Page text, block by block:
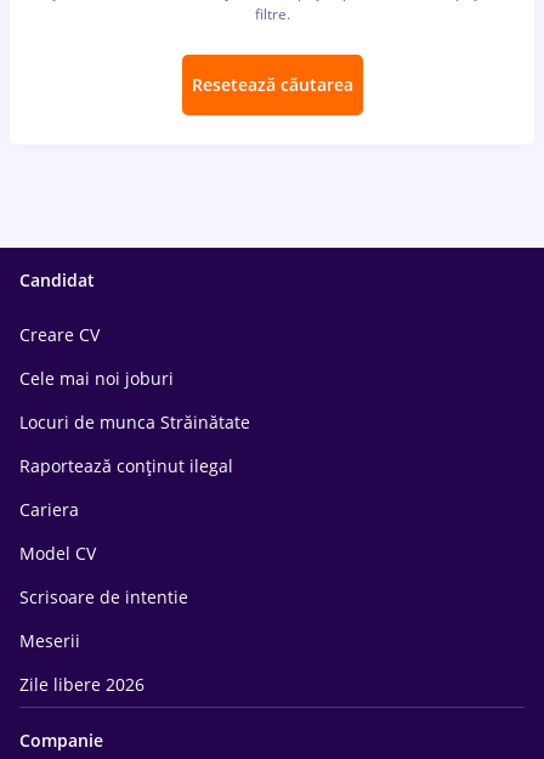
filtre.
Resetează căutarea
Candidat
Creare CV
Cele mai noi joburi
Locuri de munca Străinătate
Raportează conținut ilegal
Cariera
Model CV
Scrisoare de intentie
Meserii
Zile libere 2026
Companie